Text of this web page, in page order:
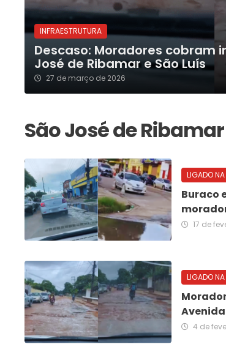
INFRAESTRUTURA
Descaso: Moradores cobram
José de Ribamar e São Luís
27 de março de 2026
LIGADO
Buraco
17 de
LIGADO
4 de